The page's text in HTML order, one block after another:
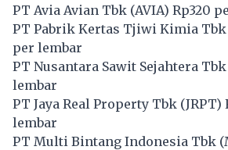
PT Avia Avian Tbk (AVIA) Rp320
PT Pabrik Kertas Tjiwi Kimia Tbk
per lembar
PT Nusantara Sawit Sejahtera
lembar
PT Jaya Real Property Tbk (JRPT)
lembar
PT Multi Bintang Indonesia Tbk (